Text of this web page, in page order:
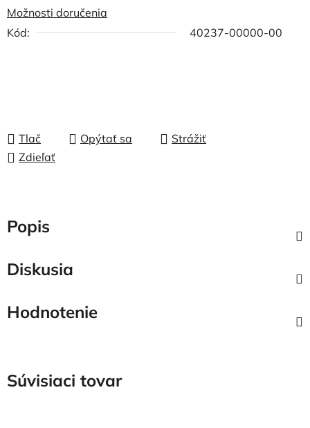
Možnosti doručenia
Kód:
40237-00000-00
Tlač Opýtať sa
Strážiť
Zdieľať
Popis
Diskusia
Hodnotenie
Súvisiaci tovar